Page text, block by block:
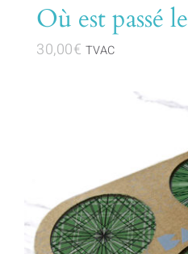
Où est passé
30,00€ TVAC